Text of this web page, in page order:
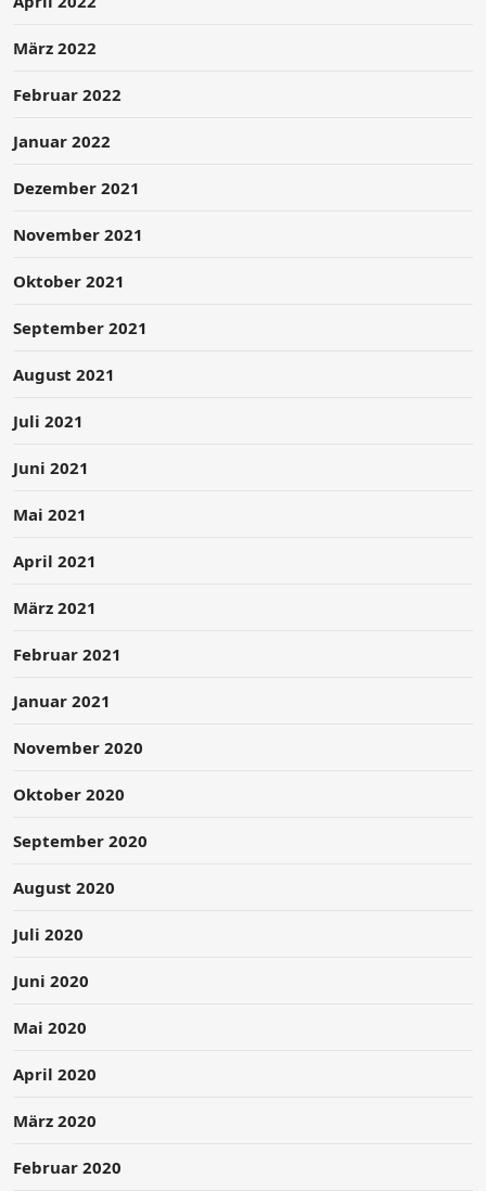
März 2022
Februar 2022
Januar 2022
Dezember 2021
November 2021
Oktober 2021
September 2021
August 2021
Juli 2021
Juni 2021
Mai 2021
April 2021
März 2021
Februar 2021
Januar 2021
November 2020
Oktober 2020
September 2020
August 2020
Juli 2020
Juni 2020
Mai 2020
April 2020
März 2020
Februar 2020